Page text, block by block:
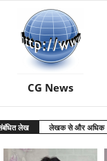
CG News
लेख लेखक से और अधिक